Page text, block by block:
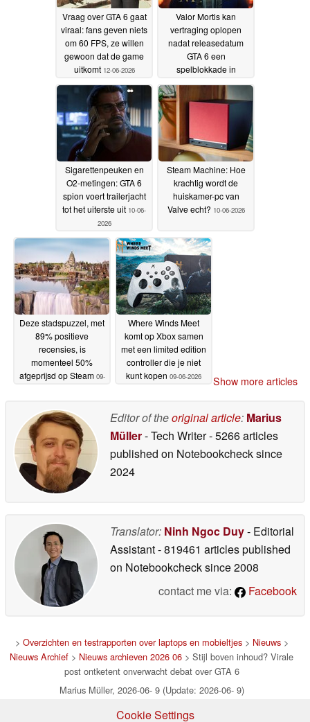
Vraag over GTA 6 gaat
viraal: fans geven niets
om 60 FPS, ze willen
gewoon dat de game
uitkomt 12-06-2026
Valor Mortis kan
vertraging oplopen
nadat releasedatum
GTA 6 een
spelblokkade in
11-06-2026
Sigarettenpeuken en
O2-metingen: GTA 6
spion voert trailerjacht
tot het uiterste uit 10-06-
2026
Steam Machine: Hoe
krachtig wordt de
huiskamer-pc van
Valve echt? 10-06-2026
Deze stadspuzzel, met
89% positieve
recensies, is
momenteel 50%
afgeprijsd op Steam 09-
Where Winds Meet
komt op Xbox samen
met een limited edition
controller die je niet
kunt kopen 09-06-2026 Show more articles
Editor of theoriginal article: Marius
Müller- Tech Writer- 5266 articles
published on Notebookchecksince
2024
Translator: Ninh Ngoc Duy- Editorial
Assistant- 819461 articles published
on Notebookchecksince 2008
contact me via:
Facebook
> Overzichten en testrapporten over laptops en mobieltjes> Nieuws>
Nieuws Archief > Nieuws archieven 2026 06 > Stijl boven inhoud? Virale
post ontketent onverwacht debat over GTA 6
Marius Müller, 2026-06- 9 (Update: 2026-06- 9)
Cookie Settings